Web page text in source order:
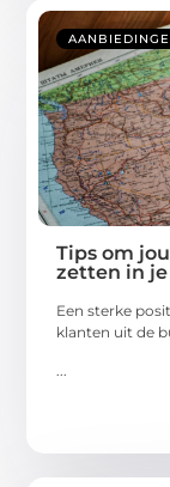
Tips om
zetten in
Een sterke
klanten uit de
...